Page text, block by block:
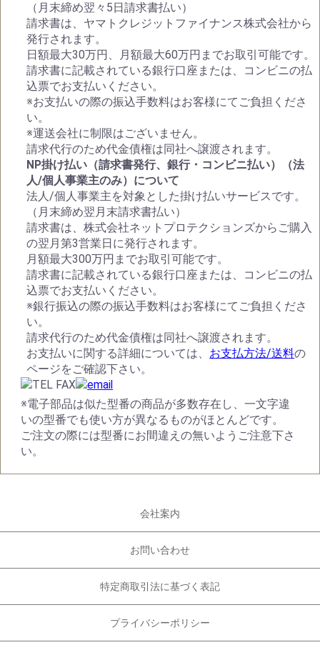
（月末締め翌々5日請求書払い）
請求書は、ヤマトクレジットファイナンス株式会社から
発行されます。
日額最大30万円、月額最大60万円までお取引可能です。
請求書に記載されている銀行口座または、コンビニの払
込票でお支払いください。
※お支払いの際の振込手数料はお客様にてご負担くださ
い。
※運送会社に制限はございません。
請求代行のため代金債権は同社へ譲渡されます。
NP掛け払い（請求書発行、銀行・コンビニ払い）（法
人/個人事業主のみ）について
法人/個人事業主を対象とした掛け払いサービスです。
（月末締め翌月末請求書払い）
請求書は、株式会社ネットプロテクションズからご購入
の翌月第3営業日に発行されます。
月額最大300万円までお取引可能です。
請求書に記載されている銀行口座または、コンビニの払
込票でお支払いください。
※銀行振込の際の振込手数料はお客様にてご負担くださ
い。
請求代行のため代金債権は同社へ譲渡されます。
お支払いに関する詳細については、 お支払方法/送料の
ページをご確認下さい。
※電子部品は似た型番の商品が多数存在し、一文字違
いの型番でも使い方が異なるものがほとんどです。
ご注文の際には型番にお間違えの無いようご注意下さ
い。
会社案内
お問い合わせ
特定商取引法に基づく表記
プライバシーポリシー